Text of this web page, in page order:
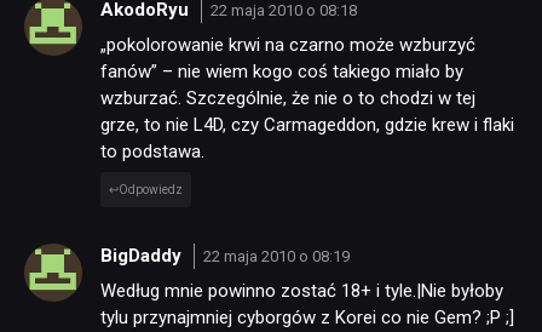
AkodoRyu 22 maja 2010 o 08:18
„pokolorowanie krwi na czarno może wzburzyć
fanów” – nie wiem kogo coś takiego miało by
wzburzać. Szczególnie, że nie o to chodzi w tej
grze, to nie L4D, czy Carmageddon, gdzie krew i flaki
to podstawa.
Odpowiedz
BigDaddy 22 maja 2010 o 08:19
Według mnie powinno zostać 18+ i tyle.|Nie byłoby
tylu przynajmniej cyborgów z Korei co nie Gem? ;P ;]